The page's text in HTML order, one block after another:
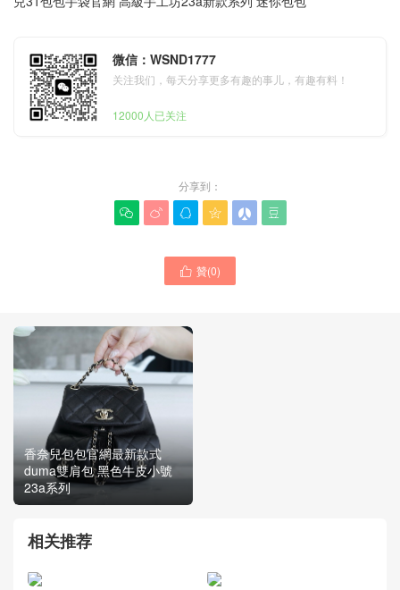
微信：WSND1777
关注我们，每天分享更多有趣的事儿，有趣有料！
12000人已关注
分享到：
     
 贊(0)
香奈兒包包官網最新款式
duma雙肩包 黑色牛皮小號
23a系列
相关推荐